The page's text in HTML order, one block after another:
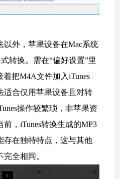
以外，苹果设备在Mac系统
转换。需在“偏好设置”里
把M4A文件加入iTunes
适合仅用苹果设备且对转
操作较繁琐，非苹果资
，iTunes转换生成的MP3
存在独特特点，这与其他
全相同。